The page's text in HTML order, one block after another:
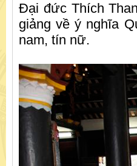
Đại đức Thích
giảng về ý nghĩa
nam, tín nữ.